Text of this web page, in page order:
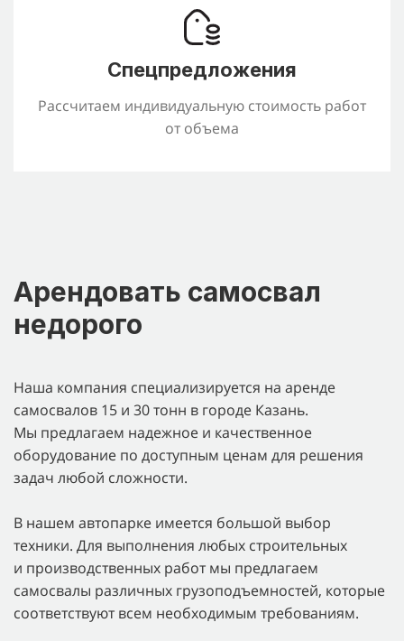
Спецпредложения
Рассчитаем индивидуальную стоимость работ
от объема
Арендовать самосвал
недорого
Наша компания специализируется на аренде
самосвалов 15 и 30 тонн в городе Казань.
Мы предлагаем надежное и качественное
оборудование по доступным ценам для решения
задач любой сложности.
В нашем автопарке имеется большой выбор
техники. Для выполнения любых строительных
и производственных работ мы предлагаем
самосвалы различных грузоподъемностей, которые
соответствуют всем необходимым требованиям.